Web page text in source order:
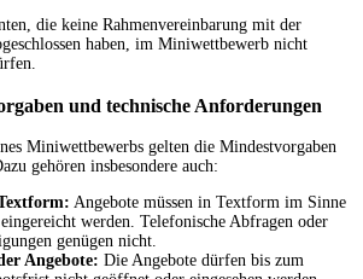
die keine Rahmenvereinbarung mit der
haben, im Miniwettbewerb nicht
und technische Anforderungen
Miniwettbewerbs gelten die Mindestvorgaben
gehören insbesondere auch:
Angebote müssen in Textform im Sinne
werden. Telefonische Abfragen oder
genügen nicht.
Angebote: Die Angebote dürfen bis zum